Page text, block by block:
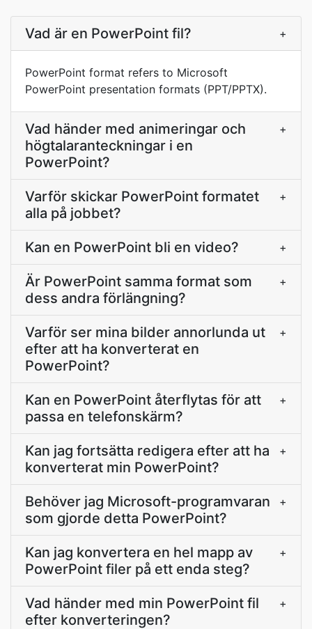
Vad är en PowerPoint fil? +
PowerPoint format refers to Microsoft
PowerPoint presentation formats (PPT/PPTX).
Vad händer med animeringar och
högtalaranteckningar i en
PowerPoint?
+
Varför skickar PowerPoint formatet
alla på jobbet?
+
Kan en PowerPoint bli en video? +
Är PowerPoint samma format som
dess andra förlängning?
+
Varför ser mina bilder annorlunda ut
efter att ha konverterat en
PowerPoint?
+
Kan en PowerPoint återflytas för att
passa en telefonskärm?
+
Kan jag fortsätta redigera efter att ha
konverterat min PowerPoint?
+
Behöver jag Microsoft-programvaran
som gjorde detta PowerPoint?
+
Kan jag konvertera en hel mapp av
PowerPoint filer på ett enda steg?
+
Vad händer med min PowerPoint fil
efter konverteringen?
+